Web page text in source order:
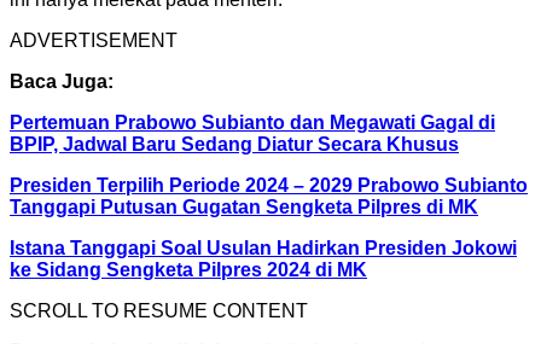
ADVERTISEMENT
Baca Juga:
Pertemuan Prabowo Subianto dan Megawati Gagal di
BPIP, Jadwal Baru Sedang Diatur Secara Khusus
Presiden Terpilih Periode 2024 – 2029 Prabowo Subianto
Tanggapi Putusan Gugatan Sengketa Pilpres di MK
Istana Tanggapi Soal Usulan Hadirkan Presiden Jokowi
ke Sidang Sengketa Pilpres 2024 di MK
SCROLL TO RESUME CONTENT